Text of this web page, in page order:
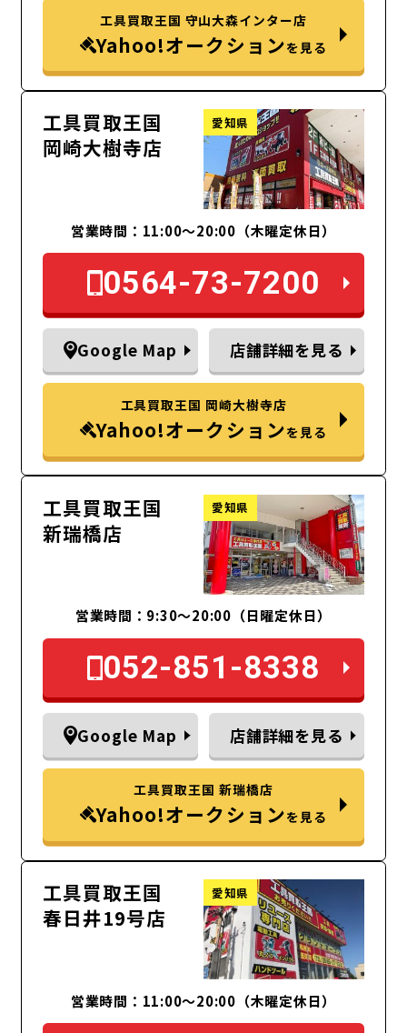
工具買取王国 守山大森インター店
Yahoo!オークションを見る
工具買取王国
岡崎大樹寺店
愛知県
営業時間：11:00～20:00（木曜定休日）
0564-73-7200
Google Map 店舗詳細を見る
工具買取王国 岡崎大樹寺店
Yahoo!オークションを見る
工具買取王国
新瑞橋店
愛知県
営業時間：9:30～20:00（日曜定休日）
052-851-8338
Google Map 店舗詳細を見る
工具買取王国 新瑞橋店
Yahoo!オークションを見る
工具買取王国
春日井19号店
愛知県
営業時間：11:00～20:00（木曜定休日）